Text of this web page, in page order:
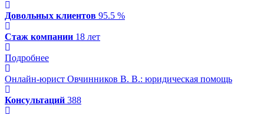
Довольных клиентов 95.5 %
Стаж компании 18 лет
Подробнее
Онлайн-юрист Овчинников В. В.: юридическая помощь
Консультаций 388